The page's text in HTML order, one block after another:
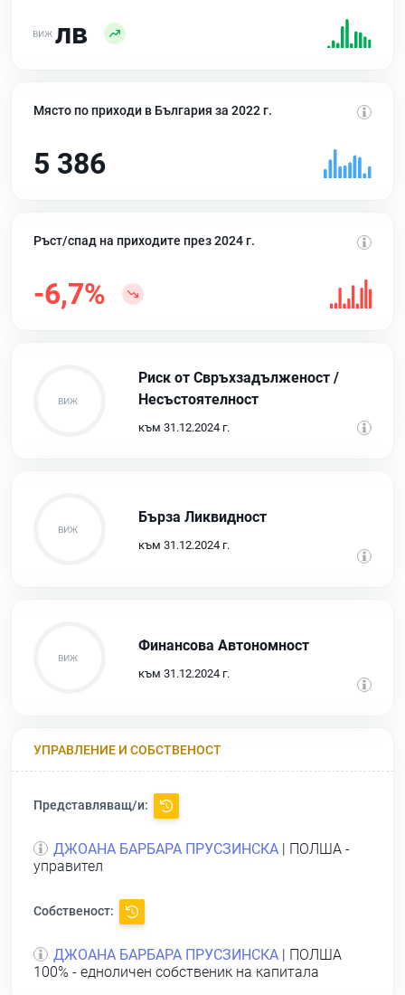
лв
Място по приходи в България за 2022 г.
5 386
Ръст/спад на приходите през 2024 г.
-6,7%
Риск от Свръхзадълженост /
Несъстоятелност
към 31.12.2024 г.
Бърза Ликвидност
към 31.12.2024 г.
Финансова Автономност
към 31.12.2024 г.
УПРАВЛЕНИЕ И СОБСТВЕНОСТ
Представляващ/и:
ДЖОАНА БАРБАРА ПРУСЗИНСКА | ПОЛША -
управител
Собственост:
ДЖОАНА БАРБАРА ПРУСЗИНСКА | ПОЛША
100% - едноличен собственик на капитала